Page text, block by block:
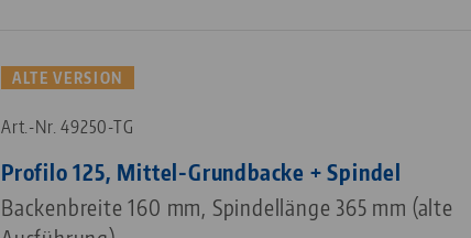
ALTE VERSION
Art.-Nr. 49250-TG
Profilo 125, Mittel-Grundbacke + Spindel
Backenbreite 160 mm, Spindellänge 365 mm (alte